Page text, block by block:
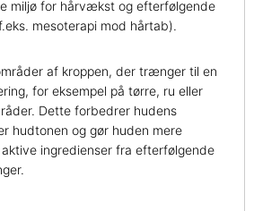
miljø for hårvækst og efterfølgende
mesoterapi mod hårtab).
af kroppen, der trænger til en
for eksempel på tørre, ru eller
Dette forbedrer hudens
hudtonen og gør huden mere
ingredienser fra efterfølgende